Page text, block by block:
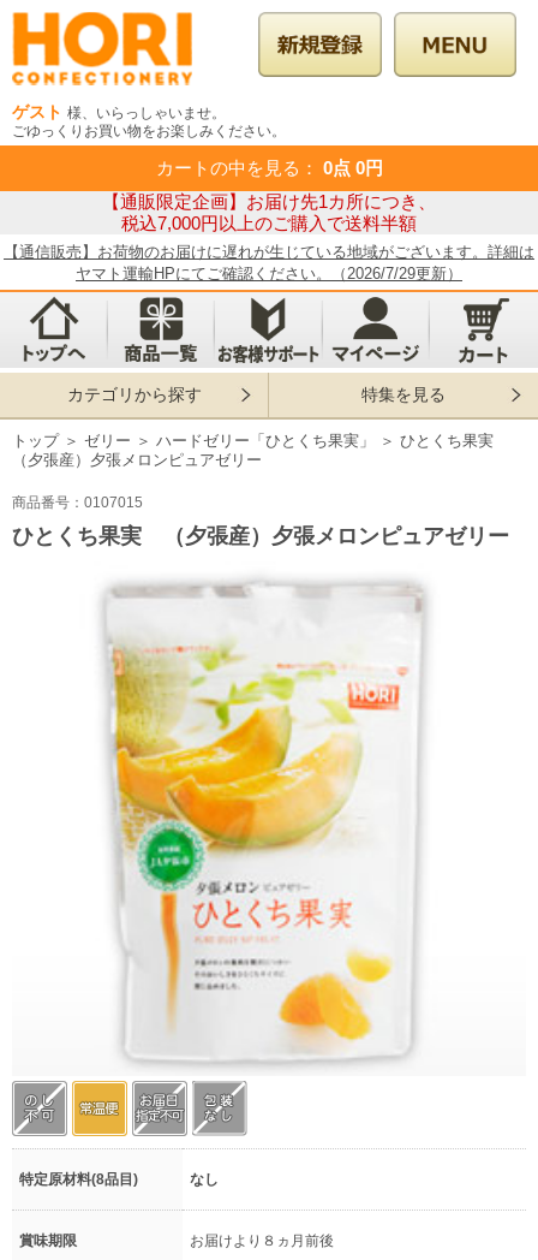
ゲスト 様、いらっしゃいませ。
ごゆっくりお買い物をお楽しみください。
カートの中を見る ： 0点 0円
【通販限定企画】お届け先1カ所につき、
税込7,000円以上のご購入で送料半額
【通信販売】お荷物のお届けに遅れが生じている地域がございます。詳細は
ヤマト運輸HPにてご確認ください。（2026/7/29更新）
カテゴリから探す 特集を見る
トップ ＞ ゼリー ＞ ハードゼリー「ひとくち果実」 ＞ ひとくち果実
（夕張産）夕張メロンピュアゼリー
商品番号：0107015
ひとくち果実 （夕張産）夕張メロンピュアゼリー
特定原材料(8品目) なし
賞味期限 お届けより８ヵ月前後